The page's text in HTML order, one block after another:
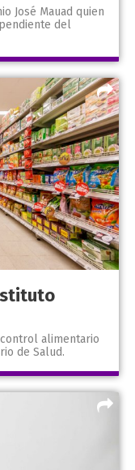
José Mauad quien
del
alimentario
de Salud.